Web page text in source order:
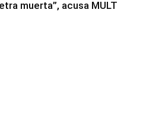
muerta”, acusa MULT